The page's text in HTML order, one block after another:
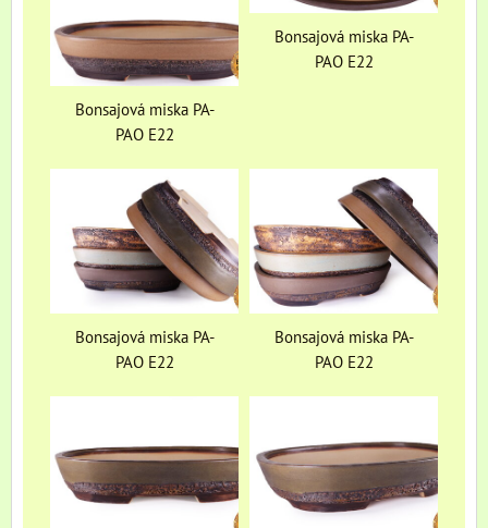
Bonsajová miska PA-
PAO E22
Bonsajová miska PA-
PAO E22
Bonsajová miska PA-
PAO E22
Bonsajová miska PA-
PAO E22